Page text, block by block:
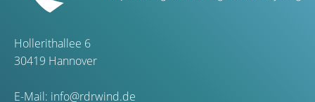
Hollerithallee 6
30419 Hannover
E-Mail: info@rdrwind.de